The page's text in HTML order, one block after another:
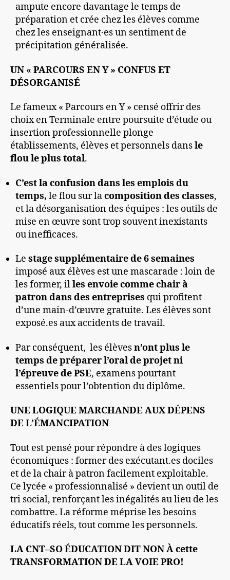
ampute encore davantage le temps de
préparation et crée chez les élèves comme
chez les enseignant·es un sentiment de
précipitation généralisée.
UN « PARCOURS EN Y » CONFUS ET
DÉSORGANISÉ
Le fameux « Parcours en Y » censé offrir des
choix en Terminale entre poursuite d’étude ou
insertion professionnelle plonge
établissements, élèves et personnels dansle
flou le plus total.
C’est la confusion dans les emplois du
temps, le flou sur lacomposition des classes,
et la désorganisation des équipes : les outils de
mise en œuvre sont trop souvent inexistants
ou inefficaces.
Le stage supplémentaire de 6 semaines
imposé aux élèves est une mascarade : loin de
les former, illes envoie comme chair à
patron dans des entreprises qui profitent
d’une main-d’œuvre gratuite. Les élèves sont
exposé.es aux accidents de travail.
Par conséquent, les élèvesn’ont plus le
temps de préparer l’oral de projet ni
l’épreuve de PSE, examens pourtant
essentiels pour l’obtention du diplôme.
UNE LOGIQUE MARCHANDE AUX DÉPENS
DE L’ÉMANCIPATION
Tout est pensé pour répondre à des logiques
économiques : former des exécutant.es dociles
et de la chair à patron facilement exploitable.
Ce lycée « professionnalisé » devient un outil de
tri social, renforçant les inégalités au lieu de les
combattre. La réforme méprise les besoins
éducatifs réels, tout comme les personnels.
LA CNT–SO ÉDUCATION DIT NON Àcette
TRANSFORMATION DE LA VOIE PRO!